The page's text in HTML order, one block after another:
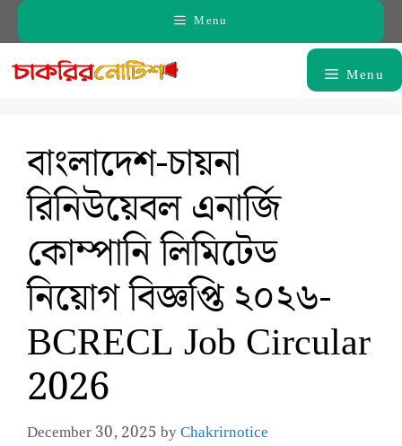
Skip
Menu
Menu
বাংলাদেশ-চায়না
রিনিউয়েবল এনার্জি
কোম্পানি লিমিটেড
নিয়োগ বিজ্ঞপ্তি ২০২৬-
BCRECL Job Circular
2026
December 30, 2025byChakrirnotice